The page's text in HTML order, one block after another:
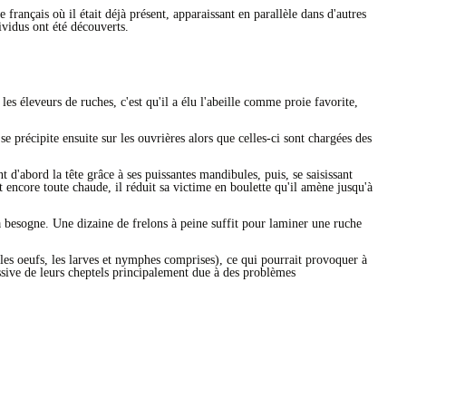
où il était déjà présent, apparaissant en parallèle dans d'autres
ont été découverts.
éleveurs de ruches, c'est qu'il a élu l'abeille comme proie favorite,
précipite ensuite sur les ouvrières alors que celles-ci sont chargées des
la tête grâce à ses puissantes mandibules, puis, se saisissant
toute chaude, il réduit sa victime en boulette qu'il amène jusqu'à
Une dizaine de frelons à peine suffit pour laminer une ruche
oeufs, les larves et nymphes comprises), ce qui pourrait provoquer à
de leurs cheptels principalement due à des problèmes